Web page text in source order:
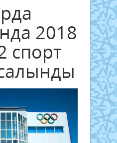
2018
спорт